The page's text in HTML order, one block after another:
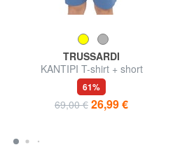
TRUSSARDI
KANTIPI T-shirt + short
61%
69,00 € 26,99 €